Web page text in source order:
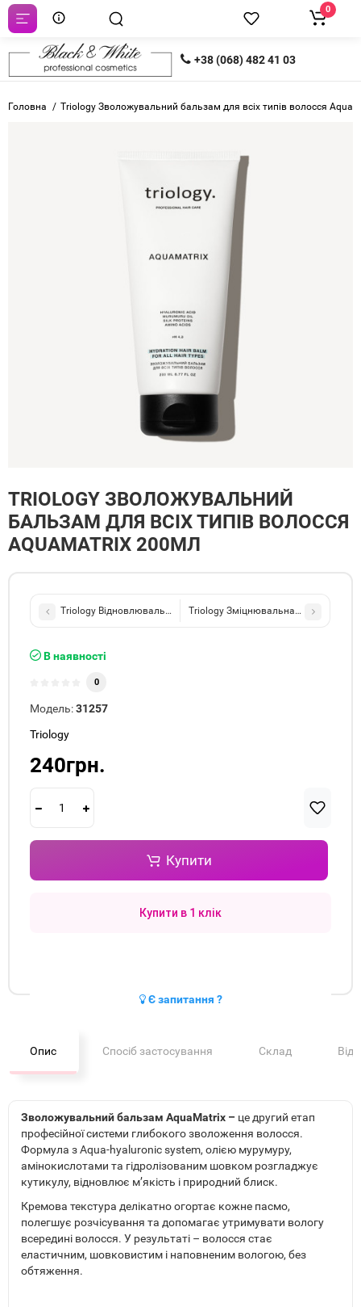
+38 (068) 482 41 03
0
Головна Triology Зволожувальний бальзам для всіх типів волосся
TRIOLOGY ЗВОЛОЖУВАЛЬНИЙ
БАЛЬЗАМ ДЛЯ ВСІХ ТИПІВ ВОЛОССЯ
AQUAMATRIX 200МЛ
Triology Відновлювальний бальзам для пошкодженого та
Triology Зміцнювальна маска для
В наявності
0
Модель:31257
Triology
240грн.
Купити
Купити в 1 клік
Є запитання ?
Опис Спосіб застосування Склад
Зволожувальний бальзам AquaMatrix – це другий етап
професійної системи глибокого зволоження волосся.
Формула з Aqua-hyaluronic system, олією мурумуру,
амінокислотами та гідролізованим шовком розгладжує
кутикулу, відновлює м’якість і природний блиск.
Кремова текстура делікатно огортає кожне пасмо,
полегшує розчісування та допомагає утримувати вологу
всередині волосся. У результаті – волосся стає
еластичним, шовковистим і наповненим вологою, без
обтяження.